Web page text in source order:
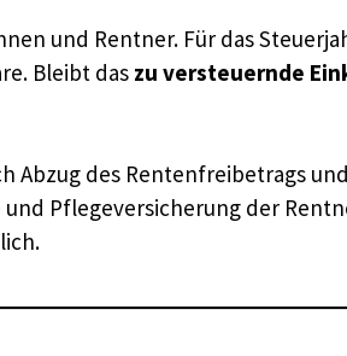
und Rentner. Für das
Bleibt das zu versteuernde
Abzug des Rentenfreibetrags
Pflegeversicherung der